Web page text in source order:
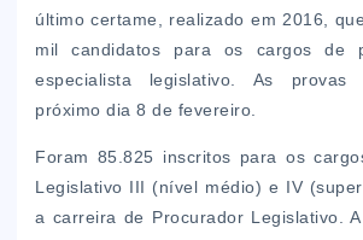
último certame, realizado em 2016,
mil candidatos para os cargos de
especialista legislativo. As provas
próximo dia 8 de fevereiro.
Foram 85.825 inscritos para os
Legislativo III (nível médio) e IV
a carreira de Procurador Legislativo.